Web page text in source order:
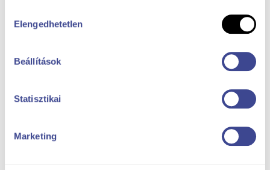
kiválasztása
Elengedhetetlen
Beállítások
Statisztikai
Marketing